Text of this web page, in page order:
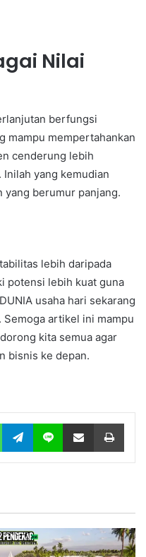
Nilai
berfungsi
mampu mempertahankan
cenderung lebih
yang kemudian
yang berumur panjang.
lebih daripada
potensi lebih kuat guna
usaha hari sekarang
artikel ini mampu
kita semua agar
bisnis ke depan.
WhatsApp Telegram Line Share via Email